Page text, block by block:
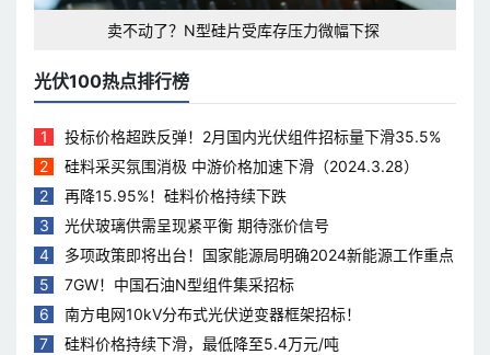
卖不动了？N型硅片受库存压力微幅下探
光伏100热点排行榜
1
投标价格超跌反弹！2月国内光伏组件招标量下滑35.5%
2
硅料采买氛围消极 中游价格加速下滑（2024.3.28）
2
再降15.95%！硅料价格持续下跌
3
光伏玻璃供需呈现紧平衡 期待涨价信号
4
多项政策即将出台！国家能源局明确2024新能源工作重点
5
7GW！中国石油N型组件集采招标
6
南方电网10kV分布式光伏逆变器框架招标！
7
硅料价格持续下滑，最低降至5.4万元/吨